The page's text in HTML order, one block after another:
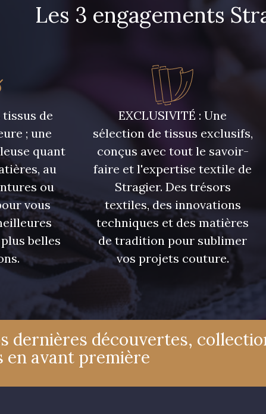
Les 3 engagements
tissus de
; une
quant
au
ou
vous
belles
EXCLUSIVITÉ : Une
sélection de tissus exclusifs,
conçus avec tout le savoir-
faire et l'expertise textile de
Stragier. Des trésors
textiles, des innovations
techniques et des matières
de tradition pour sublimer
vos projets couture.
dernières découvertes,
en avant première